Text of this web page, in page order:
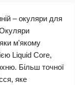
– окуляри для
Окуляри
м'якому
Liquid Core,
Більш точної
яке